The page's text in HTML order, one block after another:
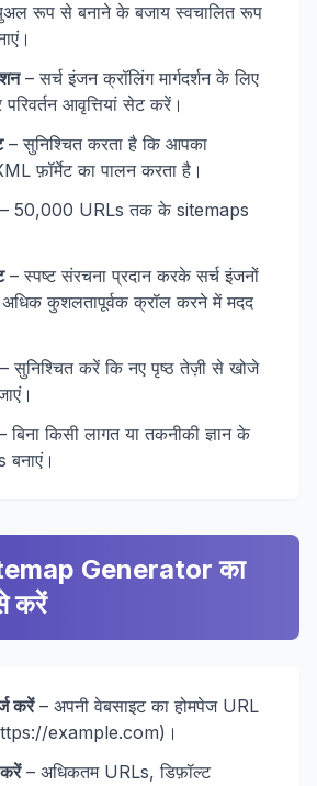
रूप से बनाने के बजाय स्वचालित रूप
– सर्च इंजन क्रॉलिंग मार्गदर्शन के लिए
आवृत्तियां सेट करें।
– सुनिश्चित करता है कि आपका
फ़ॉर्मेट का पालन करता है।
50,000 URLs तक के sitemaps
– स्पष्ट संरचना प्रदान करके सर्च इंजनों
कुशलतापूर्वक क्रॉल करने में मदद
सुनिश्चित करें कि नए पृष्ठ तेज़ी से खोजे
बिना किसी लागत या तकनीकी ज्ञान के
बनाएं।
Generator का
करें
करें– अपनी वेबसाइट का होमपेज URL
example.com)।
– अधिकतम URLs, डिफ़ॉल्ट